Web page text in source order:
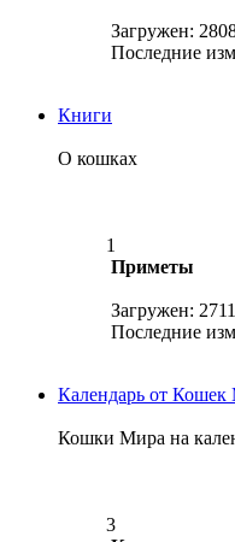
Загружен:
Последние
Книги
О кошках
1
Приметы
Загружен: 2711
Последние
Календарь от Кошек
Кошки Мира на
3